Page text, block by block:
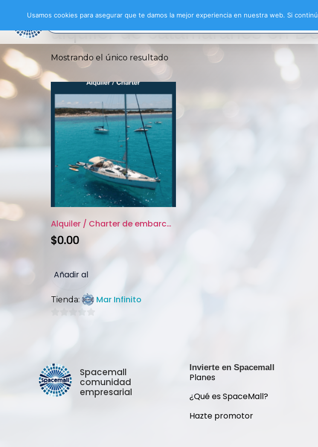
alquiler de catamaranes en
Mostrando el único resultado
Alquiler / Charter de embarcac...
$0.00
Añadir al
carrito
Tienda: Mar Infinito
Spacemall
comunidad
empresarial
Invierte en Spacemall
Planes
¿Qué es SpaceMall?
Hazte promotor
Usamos cookies para asegurar que te damos la mejor experiencia en nuestra web. Si